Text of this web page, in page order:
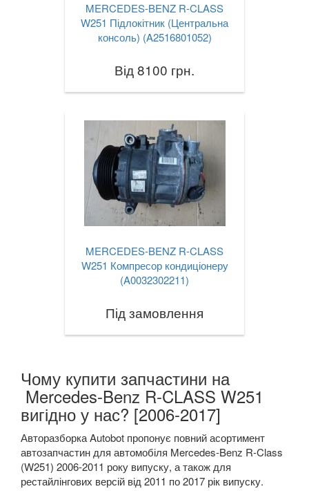
MERCEDES-BENZ R-CLASS
W251 Підлокітник (Центральна
консоль) (A2516801052)
Від 8100 грн.
MERCEDES-BENZ R-CLASS
W251 Компресор кондиціонеру
(A0032302211)
Під замовлення
Чому купити запчастини на
Mercedes-Benz R-CLASS W251
вигідно у нас? [2006-2017]
Авторазборка Autobot пропонує повний асортимент
автозапчастин для автомобіля Mercedes-Benz R-Class
(W251) 2006-2011 року випуску, а також для
рестайлінгових версій від 2011 по 2017 рік випуску.